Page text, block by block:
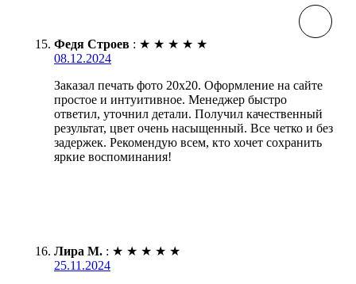
Федя Строев : ★ ★ ★ ★ ★
08.12.2024
Заказал печать фото 20х20. Оформление на сайте
простое и интуитивное. Менеджер быстро
ответил, уточнил детали. Получил качественный
результат, цвет очень насыщенный. Все четко и без
задержек. Рекомендую всем, кто хочет сохранить
яркие воспоминания!
Лира М. : ★ ★ ★ ★ ★
25.11.2024